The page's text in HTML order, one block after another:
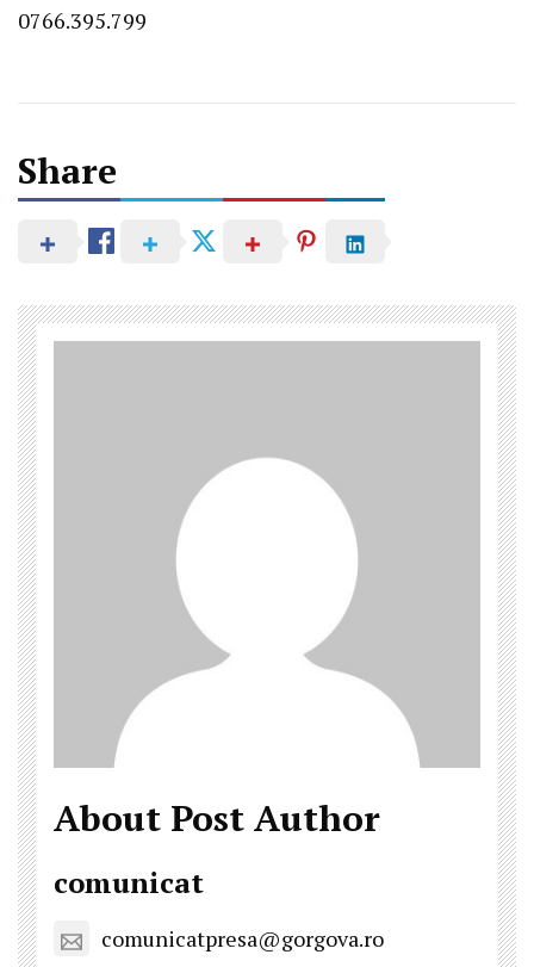
0766.395.799
Post
navigation
Share
About Post Author
comunicat
comunicatpresa@gorgova.ro